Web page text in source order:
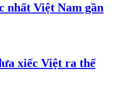
nhất Việt Nam gần
xiếc Việt ra thế